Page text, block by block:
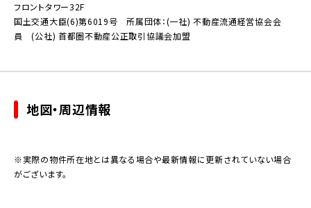
フロントタワー32F
国土交通大臣(6)第6019号 所属団体：(一社) 不動産流通経営協会会
員 (公社) 首都圏不動産公正取引協議会加盟
地図・周辺情報
※実際の物件所在地とは異なる場合や最新情報に更新されていない場合
がございます。